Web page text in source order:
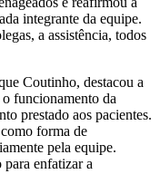
integrante da equipe.
a assistência, todos
Coutinho, destacou a
funcionamento da
prestado aos pacientes.
forma de
pela equipe.
para enfatizar a